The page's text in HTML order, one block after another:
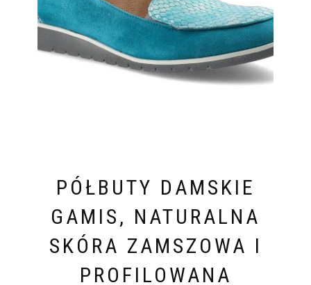
PÓŁBUTY DAMSKIE
GAMIS, NATURALNA
SKÓRA ZAMSZOWA I
PROFILOWANA